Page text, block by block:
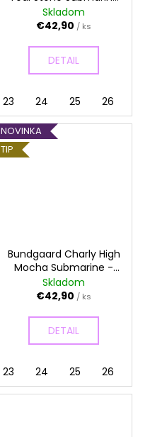
- Gumáky
Skladom
€42,90 / ks
DETAIL
23 24 25 26
NOVINKA
TIP
Bundgaard Charly High
Mocha Submarine -
Gumáky
Skladom
€42,90 / ks
DETAIL
23 24 25 26